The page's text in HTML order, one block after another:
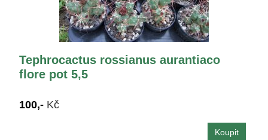
Tephrocactus rossianus aurantiaco
flore pot 5,5
100,- Kč